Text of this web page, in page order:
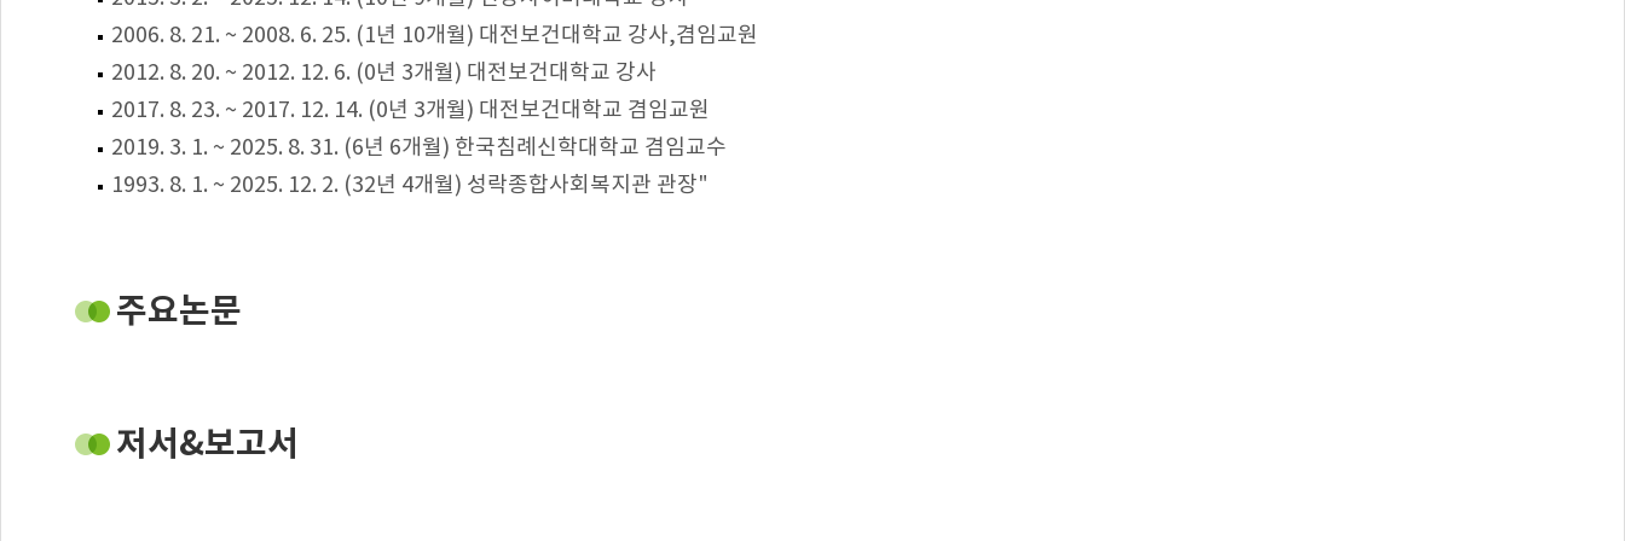
2006. 8. 21. ~ 2008. 6. 25. (1년 10개월) 대전보건대학교 강사,겸임교원
2012. 8. 20. ~ 2012. 12. 6. (0년 3개월) 대전보건대학교 강사
2017. 8. 23. ~ 2017. 12. 14. (0년 3개월) 대전보건대학교 겸임교원
2019. 3. 1. ~ 2025. 8. 31. (6년 6개월) 한국침례신학대학교 겸임교수
1993. 8. 1. ~ 2025. 12. 2. (32년 4개월) 성락종합사회복지관 관장"
주요논문
저서&보고서